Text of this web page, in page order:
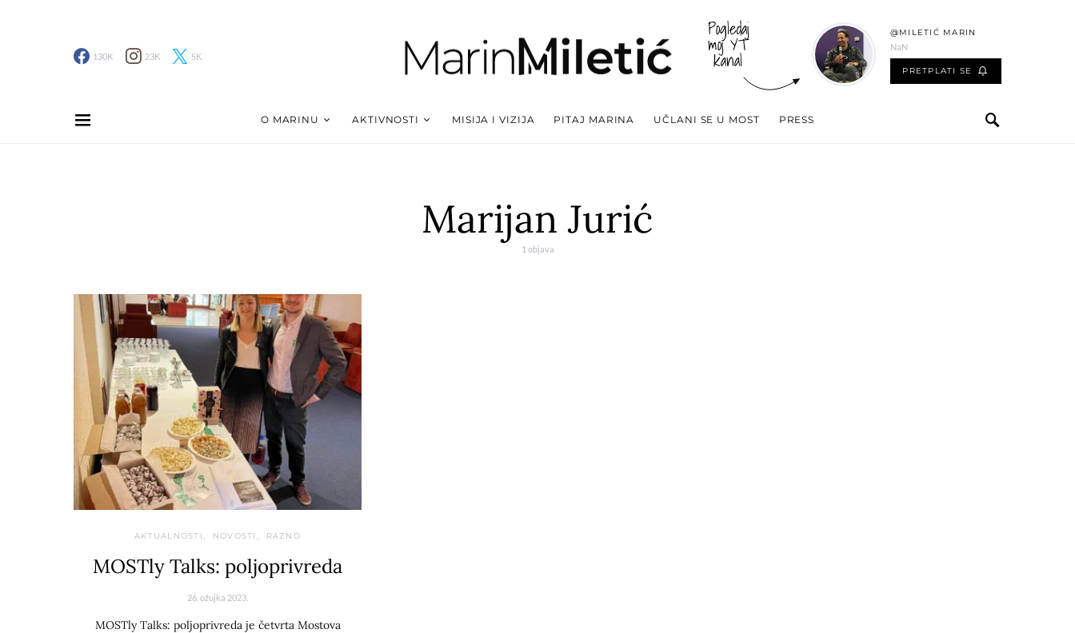
130K 23K 5K
Pogledaj
moj YT
kanal
@MILETIĆ MARIN
NaN
PRETPLATI SE
O MARINU AKTIVNOSTI MISIJA I VIZIJA PITAJ MARINA UČLANI SE U MOST PRESS
Marijan Jurić
1 objava
AKTUALNOSTI NOVOSTI RAZNO
MOSTly Talks: poljoprivreda
26. ožujka 2023.
MOSTly Talks: poljoprivreda je četvrta Mostova